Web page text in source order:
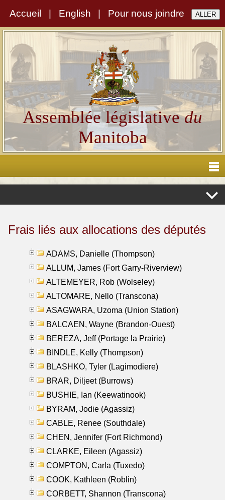
Accueil English Pour nous joindre
Assemblée législativedu
Manitoba
Frais liés aux allocations des députés
ADAMS, Danielle (Thompson)
ALLUM, James (Fort Garry-Riverview)
ALTEMEYER, Rob (Wolseley)
ALTOMARE, Nello (Transcona)
ASAGWARA, Uzoma (Union Station)
BALCAEN, Wayne (Brandon-Ouest)
BEREZA, Jeff (Portage la Prairie)
BINDLE, Kelly (Thompson)
BLASHKO, Tyler (Lagimodiere)
BRAR, Diljeet (Burrows)
BUSHIE, Ian (Keewatinook)
BYRAM, Jodie (Agassiz)
CABLE, Renee (Southdale)
CHEN, Jennifer (Fort Richmond)
CLARKE, Eileen (Agassiz)
COMPTON, Carla (Tuxedo)
COOK, Kathleen (Roblin)
CORBETT, Shannon (Transcona)